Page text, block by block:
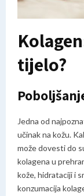
tijelo?
Jedna od
učinak na kožu.
može dovesti do
kolagena u
kože, hidrataciji i
konzumacija